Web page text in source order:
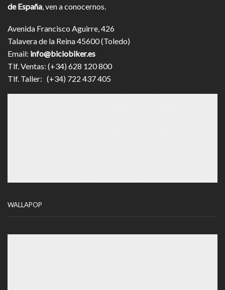
de España, ven a conocernos.
Avenida Francisco Aguirre, 426
Talavera de la Reina 45600 (Toledo)
Email: info@biciobiker.es
Tlf. Ventas: (+34) 628 120 800
Tlf. Taller: (+34) 722 437 405
WALLAPOP